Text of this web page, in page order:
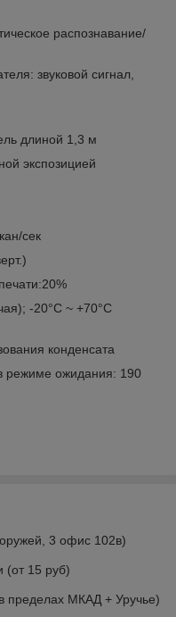
распознавание/
звуковой сигнал,
длиной 1,3 м
экспозицией
сек
-20°C ~ +70°С
конденсата
режиме ожидания: 190
3 офис 102в)
(от 15 руб)
пределах МКАД + Уручье)